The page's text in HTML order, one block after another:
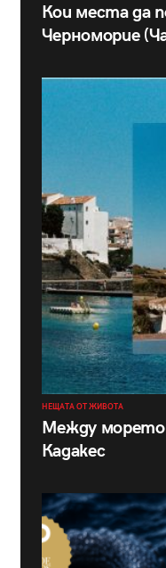
Кои места да
Черноморие
НЕЩАТА ОТ ЖИВОТА
Между морето
Кадакес